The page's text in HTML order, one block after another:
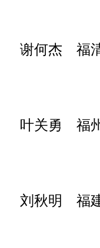
谢何杰 福清
叶关勇 福州
刘秋明 福建